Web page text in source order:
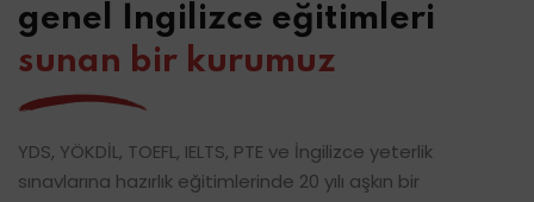
genel İngilizce eğitimleri
sunan bir kurumuz
YDS, YÖKDİL, TOEFL, IELTS, PTE ve İngilizce yeterlik
sınavlarına hazırlık eğitimlerinde 20 yılı aşkın bir